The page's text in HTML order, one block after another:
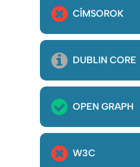
CÍMSOROK
DUBLIN CORE
OPEN GRAPH
W3C